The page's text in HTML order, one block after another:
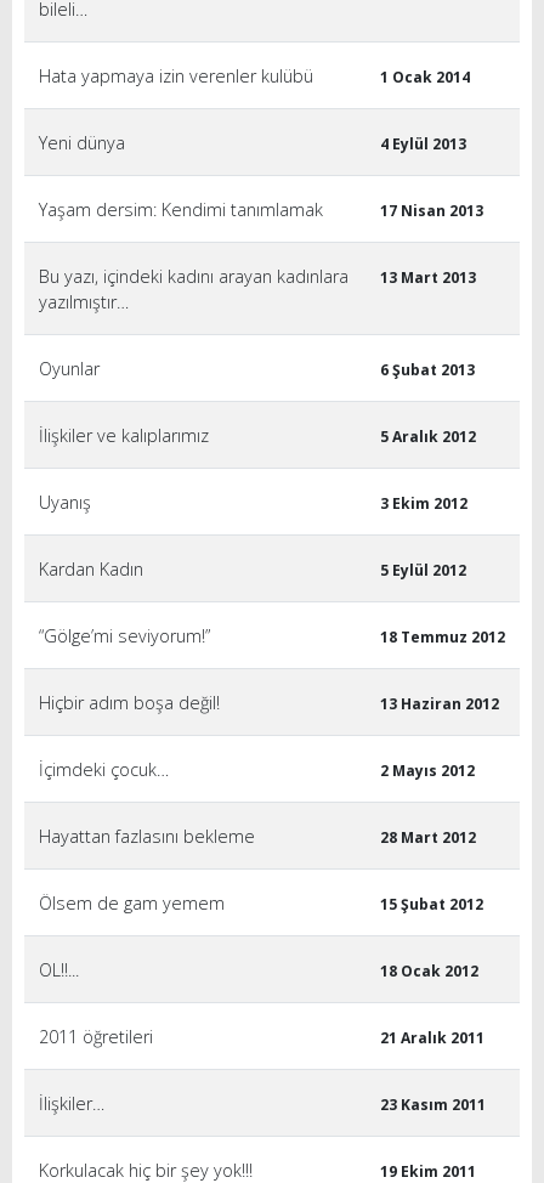
bileli…
Hata yapmaya izin verenler kulübü 1 Ocak 2014
Yeni dünya 4 Eylül 2013
Yaşam dersim: Kendimi tanımlamak 17 Nisan 2013
Bu yazı, içindeki kadını arayan kadınlara
yazılmıştır…
13 Mart 2013
Oyunlar 6 Şubat 2013
İlişkiler ve kalıplarımız 5 Aralık 2012
Uyanış 3 Ekim 2012
Kardan Kadın 5 Eylül 2012
“Gölge’mi seviyorum!” 18 Temmuz 2012
Hiçbir adım boşa değil! 13 Haziran 2012
İçimdeki çocuk… 2 Mayıs 2012
Hayattan fazlasını bekleme 28 Mart 2012
Ölsem de gam yemem 15 Şubat 2012
OL!!... 18 Ocak 2012
2011 öğretileri 21 Aralık 2011
İlişkiler… 23 Kasım 2011
Korkulacak hiç bir şey yok!!! 19 Ekim 2011